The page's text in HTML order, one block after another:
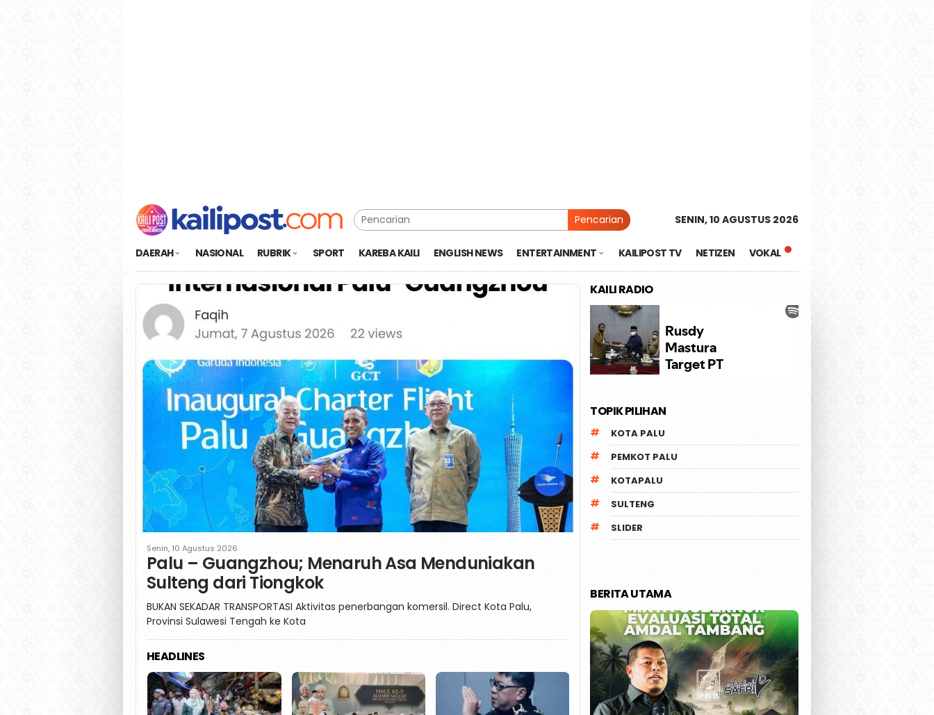
Pencarian SENIN, 10 AGUSTUS 2026
DAERAH NASIONAL RUBRIK SPORT KAREBA KAILI ENGLISH NEWS ENTERTAINMENT KAILIPOST TV NETIZEN VOKAL
Senin, 10 Agustus 2026
Palu – Guangzhou; Menaruh Asa Menduniakan
Sulteng dari Tiongkok
BUKAN SEKADAR TRANSPORTASI Aktivitas penerbangan komersil. Direct Kota Palu,
Provinsi Sulawesi Tengah ke Kota
HEADLINES
KAILI RADIO
TOPIK PILIHAN
KOTA PALU
PEMKOT PALU
KOTAPALU
SULTENG
SLIDER
BERITA UTAMA